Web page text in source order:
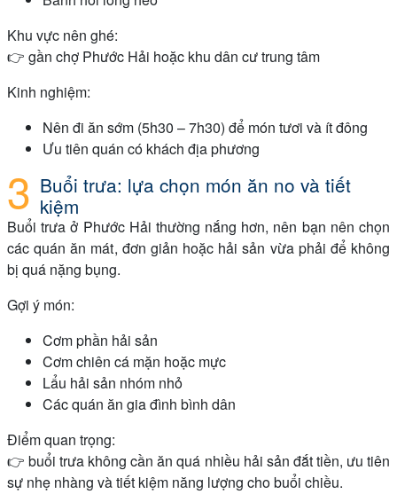
Khu vực nên ghé:
👉 gần chợ Phước Hải hoặc khu dân cư trung tâm
Kinh nghiệm:
Nên đi ăn sớm (5h30 – 7h30) để món tươi và ít đông
Ưu tiên quán có khách địa phương
Buổi trưa: lựa chọn món ăn no và tiết
kiệm
Buổi trưa ở Phước Hải thường nắng hơn, nên bạn nên chọn
các quán ăn mát, đơn giản hoặc hải sản vừa phải để không
bị quá nặng bụng.
Gợi ý món:
Cơm phần hải sản
Cơm chiên cá mặn hoặc mực
Lẩu hải sản nhóm nhỏ
Các quán ăn gia đình bình dân
Điểm quan trọng:
👉 buổi trưa không cần ăn quá nhiều hải sản đắt tiền, ưu tiên
sự nhẹ nhàng và tiết kiệm năng lượng cho buổi chiều.